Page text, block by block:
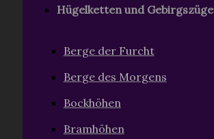
Hügelketten und Gebirgszüge
Berge der Furcht
Berge des Morgens
Bockhöhen
Bramhöhen